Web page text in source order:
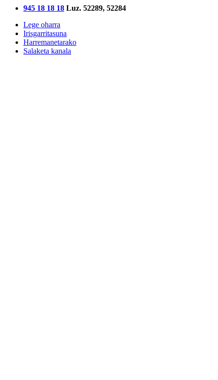
945 18 18 18 Luz. 52289, 52284
Lege oharra
Irisgarritasuna
Harremanetarako
Salaketa kanala